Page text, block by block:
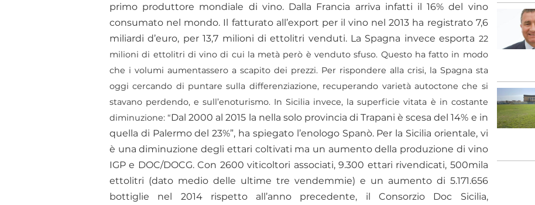
primo produttore mondiale di vino. Dalla Francia arriva infatti il 16% del vino
consumato nel mondo. Il fatturato all’export per il vino nel 2013 ha registrato 7,6
miliardi d’euro, per 13,7 milioni di ettolitri venduti. La Spagna invece esporta 22
milioni di ettolitri di vino di cui la metà però è venduto sfuso. Questo ha fatto in modo
che i volumi aumentassero a scapito dei prezzi. Per rispondere alla crisi, la Spagna sta
oggi cercando di puntare sulla differenziazione, recuperando varietà autoctone che si
stavano perdendo, e sull’enoturismo. In Sicilia invece, la superficie vitata è in costante
diminuzione: “Dal 2000 al 2015 la nella solo provincia di Trapani è scesa del 14% e in
quella di Palermo del 23%”, ha spiegato l’enologo Spanò. Per la Sicilia orientale, vi
è una diminuzione degli ettari coltivati ma un aumento della produzione di vino
IGP e DOC/DOCG. Con 2600 viticoltori associati, 9.300 ettari rivendicati, 500mila
ettolitri (dato medio delle ultime tre vendemmie) e un aumento di 5.171.656
bottiglie nel 2014 rispetto all’anno precedente, il Consorzio Doc Sicilia,